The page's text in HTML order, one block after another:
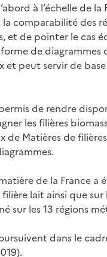
à l’échelle de
comparabilité des
et de pointer le cas
de
peut servir de
de rendre
les filières
de Matières de
de la France a
lait ainsi que
sur les 13 régions
dans le